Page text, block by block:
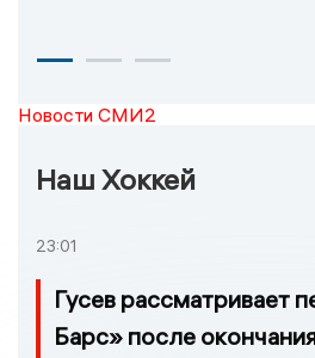
Новости СМИ2
Наш Хоккей
23:01
Гусев рассматривает
Барс» после